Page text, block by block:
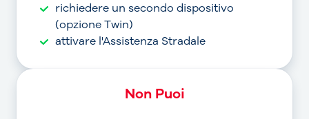
richiedere un secondo dispositivo
(opzione Twin)
attivare l'Assistenza Stradale
Non Puoi